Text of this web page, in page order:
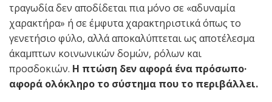
τραγωδία δεν αποδίδεται πια μόνο σε «αδυναμία
χαρακτήρα» ή σε έμφυτα χαρακτηριστικά όπως το
γενετήσιο φύλο, αλλά αποκαλύπτεται ως αποτέλεσμα
άκαμπτων κοινωνικών δομών, ρόλων και
προσδοκιών. Η πτώση δεν αφορά ένα πρόσωπο·
αφορά ολόκληρο το σύστημα που το περιβάλλει.